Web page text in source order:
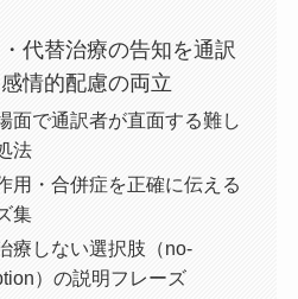
代替治療の告知を通訳
情的配慮の両立
面で通訳者が直面する難し
法
用・合併症を正確に伝える
集
療しない選択肢（no-
）の説明フレーズ